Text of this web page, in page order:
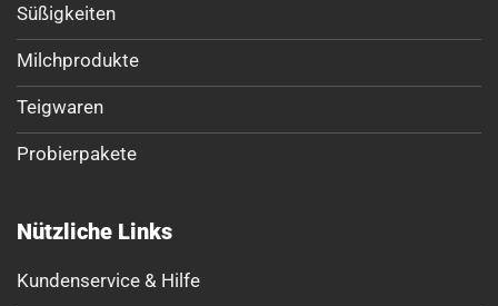
Süßigkeiten
Milchprodukte
Teigwaren
Probierpakete
Nützliche Links
Kundenservice & Hilfe